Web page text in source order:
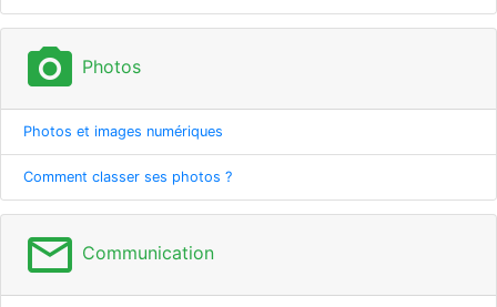
photo_camera Photos
Photos et images numériques
Comment classer ses photos ?
mail_outline Communication